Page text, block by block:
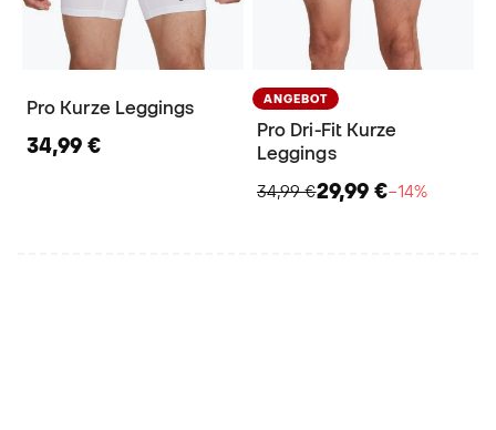
Pro Kurze Leggings
34,99 €
ANGEBOT
Pro Dri-Fit Kurze
Leggings
34,99 €29,99 €−14%